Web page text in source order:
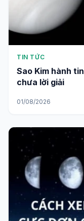
TIN TỨC
Sao Kim hành
chưa lời giải
01/08/2026